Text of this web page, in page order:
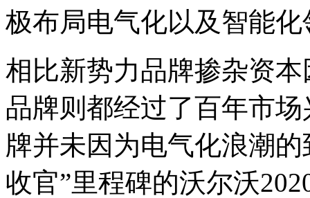
极布局电气化以及智能化
相比新势力品牌掺杂资
品牌则都经过了百年市
牌并未因为电气化浪潮
收官”里程碑的沃尔沃